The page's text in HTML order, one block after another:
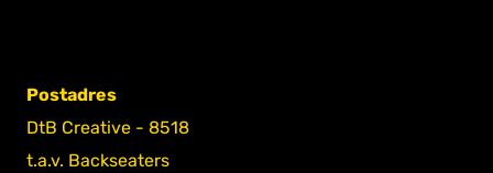
Postadres
DtB Creative - 8518
t.a.v. Backseaters